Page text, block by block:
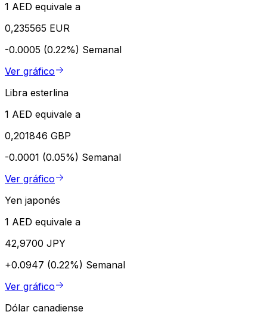
1 AED equivale a
0,235565 EUR
-0.0005 (0.22%) Semanal
Ver gráfico
Libra esterlina
1 AED equivale a
0,201846 GBP
-0.0001 (0.05%) Semanal
Ver gráfico
Yen japonés
1 AED equivale a
42,9700 JPY
+0.0947 (0.22%) Semanal
Ver gráfico
Dólar canadiense